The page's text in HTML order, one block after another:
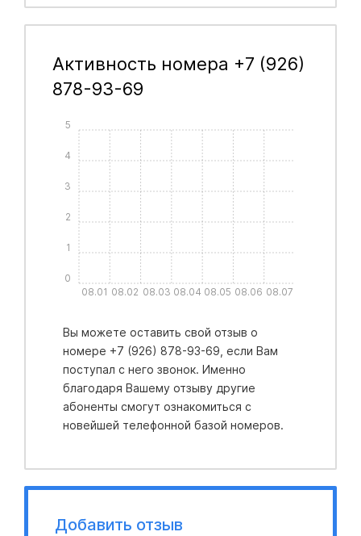
Активность номера +7 (926)
878-93-69
08.01 08.02 08.03 08.04 08.05 08.06 08.07
0
1
2
3
4
5
Вы можете оставить свой отзыв о
номере +7 (926) 878-93-69, если Вам
поступал с него звонок. Именно
благодаря Вашему отзыву другие
абоненты смогут ознакомиться с
новейшей телефонной базой номеров.
Добавить отзыв